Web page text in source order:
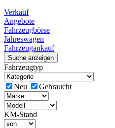
Verkauf
Angebote
Fahrzeugbörse
Jahreswagen
Fahrzeugankauf
Suche anzeigen
Fahrzeugtyp
Neu Gebraucht
KM-Stand